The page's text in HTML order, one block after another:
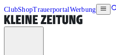
ClubShopTrauerportalWerbung